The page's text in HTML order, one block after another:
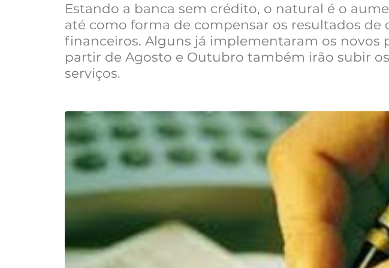
Estando a banca sem crédito, o natural é o
até como forma de compensar os resultados de
financeiros. Alguns já implementaram os novos
partir de Agosto e Outubro também irão subir
serviços.